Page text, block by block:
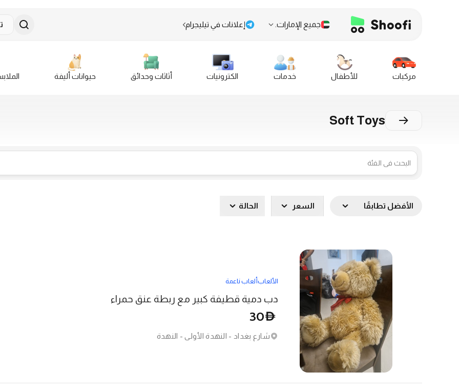
جميع الإمارات. إعلانات في تيليجرام
مركبات للأطفال خدمات الكترونيات أثاثات وحدائق حيوانات أليفة
Soft Toys
الأفضل تطابقًا السعر الحالة
الألعابألعاب ناعمة
دب دمية قطيفة كبير مع ربطة عنق حمراء
D
30
شارع بغداد - النهدة الأولى - النهدة